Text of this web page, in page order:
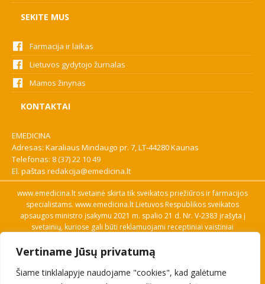
Vertiname Jūsų privatumą
Šiame tinklalapyje naudojame "cookies", kad galėtume
SEKITE MUS
Farmacija ir laikas
Lietuvos gydytojo žurnalas
Mamos žinynas
KONTAKTAI
EMEDICINA
Adresas: Karaliaus Mindaugo pr. 7, LT-44280 Kaunas
Telefonas: 8 (37) 22 10 49
El. paštas redakcija@emedicina.lt
www.emedicina.lt svetainė skirta tik sveikatos priežiūros ir farmacijos
specialistams. www.emedicina.lt Lietuvos Respublikos sveikatos
apsaugos ministro įsakymu 2021 m. spalio 21 d. Nr. V-2383 įrašyta į
svetainių, kuriose gali būti reklamuojami receptiniai vaistiniai
savo profesinę kvalifikaciją. Naudingos nuorodos: Vaistų ir medicinos
pagalbos priemonių kainų paieška, VVKT tinklalapis, Sveikatos
priežiūros ar farmacijos specialisto pranešimo apie įtariamą